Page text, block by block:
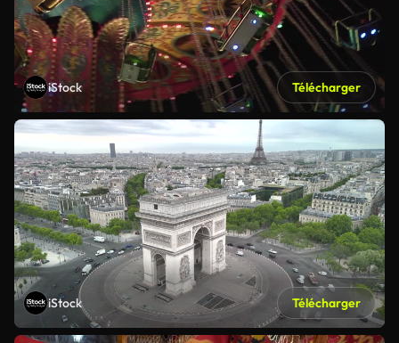
iStock Télécharger
iStock Télécharger